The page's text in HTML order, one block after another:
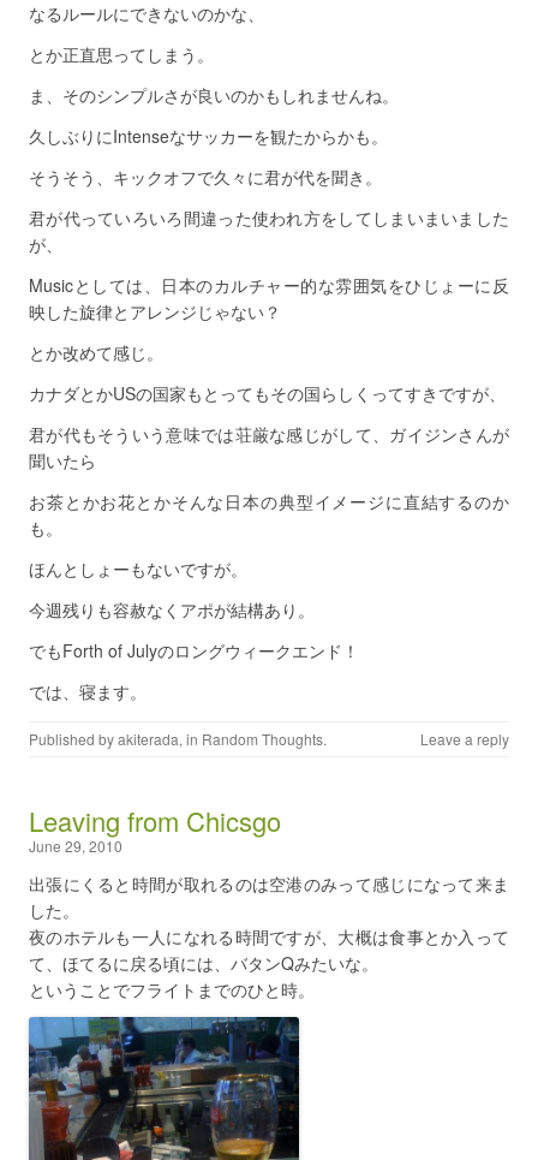
なるルールにできないのかな、
とか正直思ってしまう。
ま、そのシンプルさが良いのかもしれませんね。
久しぶりにIntenseなサッカーを観たからかも。
そうそう、キックオフで久々に君が代を聞き。
君が代っていろいろ間違った使われ方をしてしまいまいました
が、
Musicとしては、日本のカルチャー的な雰囲気をひじょーに反
映した旋律とアレンジじゃない？
とか改めて感じ。
カナダとかUSの国家もとってもその国らしくってすきですが、
君が代もそういう意味では荘厳な感じがして、ガイジンさんが
聞いたら
お茶とかお花とかそんな日本の典型イメージに直結するのか
も。
ほんとしょーもないですが。
今週残りも容赦なくアポが結構あり。
でもForth of Julyのロングウィークエンド！
では、寝ます。
Published byakiterada, in Random Thoughts. Leave a reply
Leaving from Chicsgo
June 29, 2010
出張にくると時間が取れるのは空港のみって感じになって来ま
した。
夜のホテルも一人になれる時間ですが、大概は食事とか入って
て、ほてるに戻る頃には、バタンQみたいな。
ということでフライトまでのひと時。